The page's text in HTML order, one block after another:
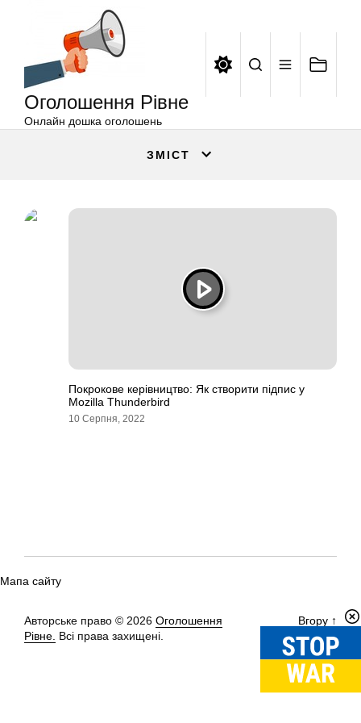
Оголошення Рівне
Онлайн дошка оголошень
ЗМІСТ
Покрокове керівництво: Як створити підпис у
Mozilla Thunderbird
10 Серпня, 2022
Мапа сайту
Авторське право © 2026 Оголошення
Рівне. Всі права захищені.
Вгору ↑